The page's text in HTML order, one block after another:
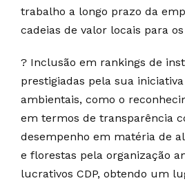
trabalho a longo prazo da
cadeias de valor locais para
? Inclusão em rankings de
prestigiadas pela sua
ambientais, como o
em termos de transparência
desempenho em matéria de
e florestas pela organização
lucrativos CDP, obtendo um